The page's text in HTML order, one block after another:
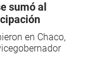
sumó al
en Chaco,